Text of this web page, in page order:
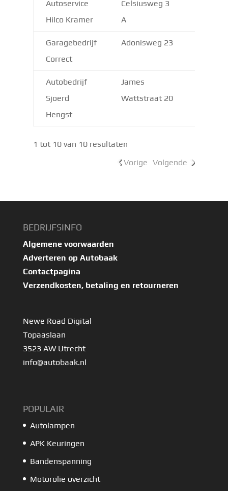
Autoservice
Hilco Kramer
Celsiusweg 3
A
Garagebedrijf
Correct
Adonisweg 23
Autobedrijf
Sjoerd
Hengst
James
Wattstraat 20
1 tot 10 van 10 resultaten
Vorige Volgende
BEDRIJFSINFO
Algemene voorwaarden
Adverteren op Autobaak
Contactpagina
Verzendkosten, betaling en retourneren
Newe Road Digital
Topaaslaan
3523 AW Utrecht
info@autobaak.nl
POPULAIR
Autolampen
APK Keuringen
Bandenspanning
Motorolie overzicht